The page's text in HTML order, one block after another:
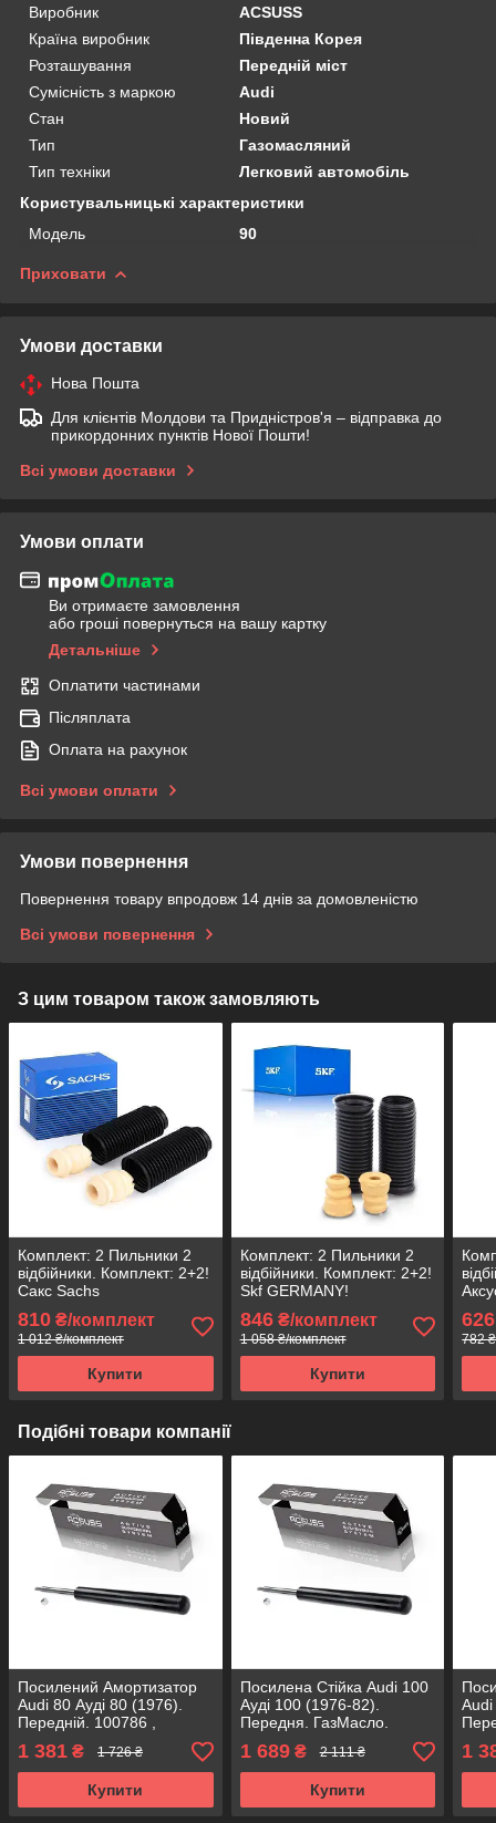
Виробник
ACSUSS
Країна виробник
Південна Корея
Розташування
Передній міст
Сумісність з маркою
Audi
Стан
Новий
Тип
Газомасляний
Тип техніки
Легковий автомобіль
Користувальницькі характеристики
Мoдель
90
Приховати
Умови доставки
Нова Пошта
Для клієнтів Молдови та Придністров'я – відправка до
прикордонних пунктів Нової Пошти!
Всі умови доставки
Умови оплати
Ви отримаєте замовлення
або гроші повернуться на вашу картку
Детальніше
Оплатити частинами
Післяплата
Оплата на рахунок
Всі умови оплати
Умови повернення
Повернення товару впродовж 14 днів за домовленістю
Всі умови повернення
З цим товаром також замовляють
Комплект: 2 Пильники 2
відбійники. Комплект: 2+2!
Сакс Sachs
810 ₴/комплект
1 012 ₴/комплект
Купити
Комплект: 2 Пильники 2
відбійники. Комплект: 2+2!
Skf GERMANY!
846₴/комплект
1 058 ₴/комплект
Купити
626
782
Подібні товари компанії
Посилений Амортизатор
Audi 80 Ауді 80 (1976).
Передній. 100786 ,
665030 KOREA Аксусс!
1 381 ₴ 1 726 ₴
Купити
Посилена Стійка Audi 100
Ауді 100 (1976-82).
Передня. ГазМасло.
115476 , 366002 KOREA
Аксусс!
1 689₴ 2 111 ₴
Купити
1